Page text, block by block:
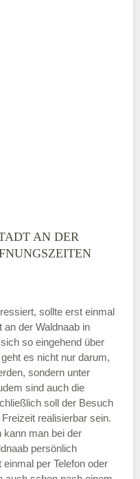
AN DER
sollte erst einmal
an der Waldnaab in
so eingehend über
es nicht nur darum,
sondern unter
sind auch die
soll der Besuch
realisierbar sein.
kann man bei der
persönlich
per Telefon oder